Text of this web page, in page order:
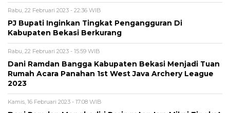
Rabu, 22 Februari 2023 - 22:36 WIB
PJ Bupati Inginkan Tingkat Pengangguran Di
Kabupaten Bekasi Berkurang
Rabu, 22 Februari 2023 - 15:59 WIB
Dani Ramdan Bangga Kabupaten Bekasi Menjadi Tuan
Rumah Acara Panahan 1st West Java Archery League
2023
Kamis, 16 Februari 2023 - 17:08 WIB